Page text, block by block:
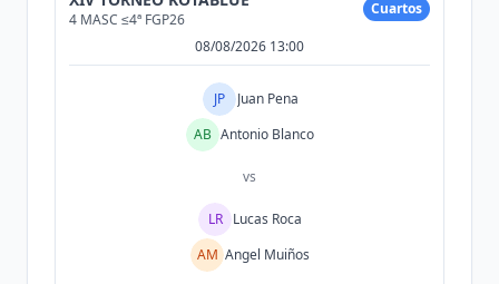
4 MASC ≤4ª FGP26
Cuartos
08/08/2026 13:00
JP
Juan Pena
AB Antonio Blanco
vs
LR
Lucas Roca
AM Angel Muiños